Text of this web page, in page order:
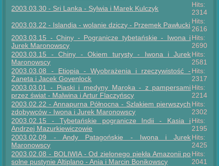
2003.03.30 - Sri Lanka - Sylwia i Marek Kulczyk
Hits:
2314
2003.03.22 - Islandia - wolanie dziczy - Przemek Pawłucki Hits:
2616
2003.03.15 - Chiny - Pogranicze tybetańskie - Iwona i
Jurek Maronowscy
Hits:
2690
2003.03.15 - Chiny - Okiem turysty - Iwona i Jurek
Maronowscy
Hits:
2581
2003.03.08 - Etiopia - Wyobrażenia i rzeczywistość -
Żaneta i Jacek Govenlock
Hits:
2317
2003.03.01 - Piaski i medyny Maroka - z pampersami
przez świat - Malwina i Artur Flaczyńscy
Hits:
2214
2003.02.22 - Annapurna Północna - Szlakiem pierwszych
zdobywców - Iwona i Jurek Maronowscy
Hits:
2302
2003.02.15 - Tybetańskie pogranicze Indii - Kasia i
Andrzej Mazurkiewiczowie
Hits:
2195
2003.02.09 - Andy Patagońskie - Iwona i Jurek
Maronowscy
Hits:
2425
2003.02.08 - BOLIWIA - Od zielonego piekła Amazonii po
solne pustynie Altiplano - Ania i Marcin Bonikowscy
Hits:
2041